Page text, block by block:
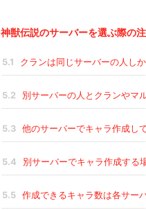
神獣伝説のサーバーを選ぶ際の
5.1 クランは同じサーバーの人し
5.2 別サーバーの人とクランやマ
5.3 他のサーバーでキャラ作成し
5.4 別サーバーでキャラ作成する
5.5 作成できるキャラ数は各サー